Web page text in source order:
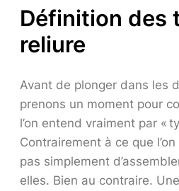
Définition des
reliure
Avant de plonger dans les
prenons un moment pour
l’on entend vraiment par «
Contrairement à ce que
pas simplement
elles. Bien au contraire.